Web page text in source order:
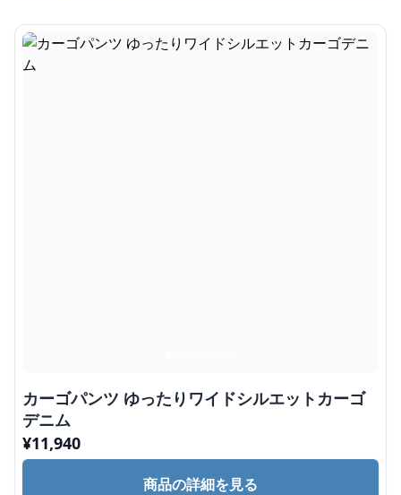
カーゴパンツ ゆったりワイドシルエットカーゴ
デニム
¥11,940
商品の詳細を見る